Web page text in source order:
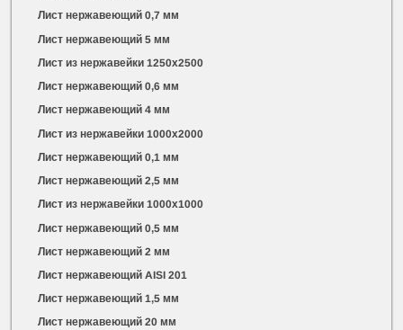
Лист нержавеющий 0,7 мм
Лист нержавеющий 5 мм
Лист из нержавейки 1250х2500
Лист нержавеющий 0,6 мм
Лист нержавеющий 4 мм
Лист из нержавейки 1000х2000
Лист нержавеющий 0,1 мм
Лист нержавеющий 2,5 мм
Лист из нержавейки 1000х1000
Лист нержавеющий 0,5 мм
Лист нержавеющий 2 мм
Лист нержавеющий AISI 201
Лист нержавеющий 1,5 мм
Лист нержавеющий 20 мм